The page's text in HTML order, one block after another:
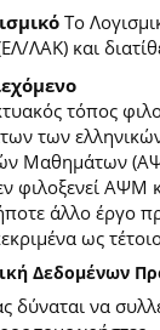
Το
ΛΑΚ) και
τόπος
των
Μαθημάτων
φιλοξενεί ΑΨΜ
άλλο έργο
ως
Δεδομένων
δύναται να